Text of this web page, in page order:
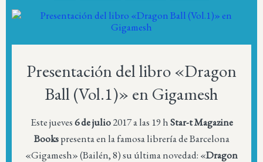
Presentación del libro «Dragon
Ball (Vol.1)» en Gigamesh
Este jueves6 de julio2017 a las 19 hStar-t Magazine
Bookspresenta en la famosa librería de Barcelona
«Gigamesh» (Bailén, 8) su última novedad: «Dragon